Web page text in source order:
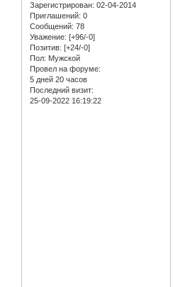
Зарегистрирован: 02-04-2014
Приглашений: 0
Сообщений: 78
Уважение: [+96/-0]
Позитив: [+24/-0]
Пол: Мужской
Провел на форуме:
5 дней 20 часов
Последний визит:
25-09-2022 16:19:22